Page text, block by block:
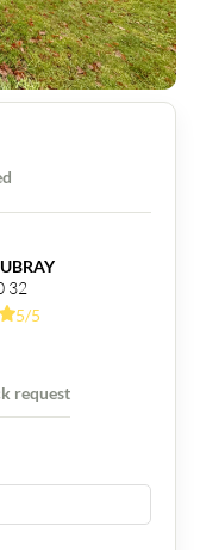
32
5/5
request